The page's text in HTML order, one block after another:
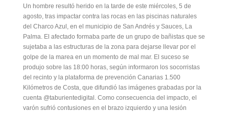
Un hombre resultó herido en la tarde de este miércoles, 5 de
agosto, tras impactar contra las rocas en las piscinas naturales
del Charco Azul, en el municipio de San Andrés y Sauces, La
Palma. El afectado formaba parte de un grupo de bañistas que se
sujetaba a las estructuras de la zona para dejarse llevar por el
golpe de la marea en un momento de mal mar. El suceso se
produjo sobre las 18:00 horas, según informaron los socorristas
del recinto y la plataforma de prevención Canarias 1.500
Kilómetros de Costa, que difundió las imágenes grabadas por la
cuenta @taburientedigital. Como consecuencia del impacto, el
varón sufrió contusiones en el brazo izquierdo y una lesión